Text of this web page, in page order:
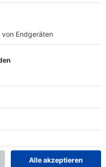
Spielplan
TSV